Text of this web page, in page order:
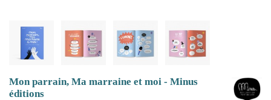
Mon parrain, Ma marraine et moi - Minus
éditions